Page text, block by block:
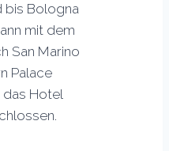
bis Bologna
mit dem
San Marino
Palace
das Hotel